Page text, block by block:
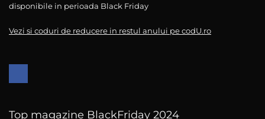
disponibile in perioada Black Friday
Vezi si coduri de reducere in restul anului pe codU.ro
Top magazine BlackFriday 2024